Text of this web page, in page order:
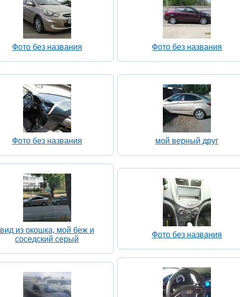
Фото без названия Фото без названия
Фото без названия мой верный друг
вид из окошка, мой беж и
соседский серый
Фото без названия